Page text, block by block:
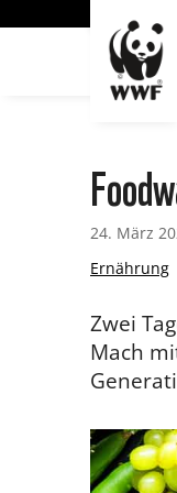
24. März
Ernährung
Zwei
Mach